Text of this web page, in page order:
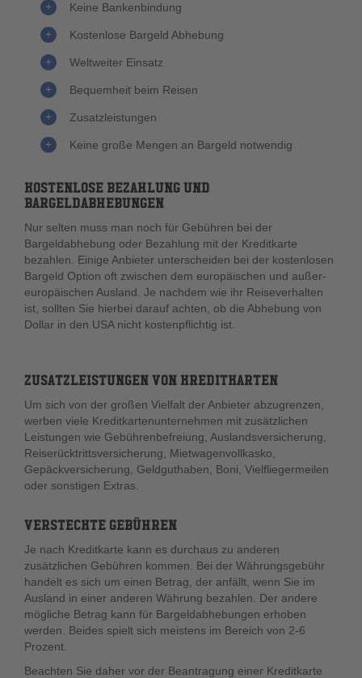
Keine Bankenbindung
Kostenlose Bargeld Abhebung
Weltweiter Einsatz
Bequemheit beim Reisen
Zusatzleistungen
Keine große Mengen an Bargeld notwendig
KOSTENLOSE BEZAHLUNG UND
BARGELDABHEBUNGEN
Nur selten muss man noch für Gebühren bei der
Bargeldabhebung oder Bezahlung mit der Kreditkarte
bezahlen. Einige Anbieter unterscheiden bei der kostenlosen
Bargeld Option oft zwischen dem europäischen und außer-
europäischen Ausland. Je nachdem wie ihr Reiseverhalten
ist, sollten Sie hierbei darauf achten, ob die Abhebung von
Dollar in den USA nicht kostenpflichtig ist.
ZUSATZLEISTUNGEN VON KREDITKARTEN
Um sich von der großen Vielfalt der Anbieter abzugrenzen,
werben viele Kreditkartenunternehmen mit zusätzlichen
Leistungen wie Gebührenbefreiung, Auslandsversicherung,
Reiserücktrittsversicherung, Mietwagenvollkasko,
Gepäckversicherung, Geldguthaben, Boni, Vielfliegermeilen
oder sonstigen Extras.
VERSTECKTE GEBÜHREN
Je nach Kreditkarte kann es durchaus zu anderen
zusätzlichen Gebühren kommen. Bei der Währungsgebühr
handelt es sich um einen Betrag, der anfällt, wenn Sie im
Ausland in einer anderen Währung bezahlen. Der andere
mögliche Betrag kann für Bargeldabhebungen erhoben
werden. Beides spielt sich meistens im Bereich von 2-6
Prozent.
Beachten Sie daher vor der Beantragung einer Kreditkarte